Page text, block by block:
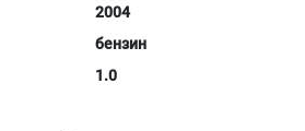
2004
бензин
1.0